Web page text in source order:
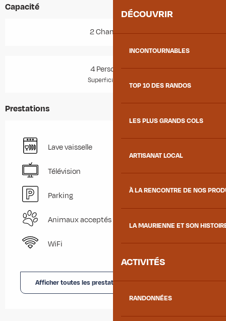
DÉCOUVRIR
INCONTOURNABLES
TOP 10 DES RANDOS
LES PLUS GRANDS COLS
ARTISANAT LOCAL
À LA RENCONTRE DE NOS
LA MAURIENNE ET SON
ACTIVITÉS
RANDONNÉES
Capacité
2 Chambre(s)
4 Personne(s)
Superficie : 27 m
Prestations
Lave vaisselle
Télévision
Parking
Animaux acceptés
WiFi
Afficher toutes les prestations